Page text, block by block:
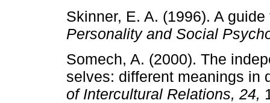
Skinner, E. A. (1996). A
Personality and Social
Somech, A. (2000). The
selves: different meanings in
of Intercultural Relations, 24,